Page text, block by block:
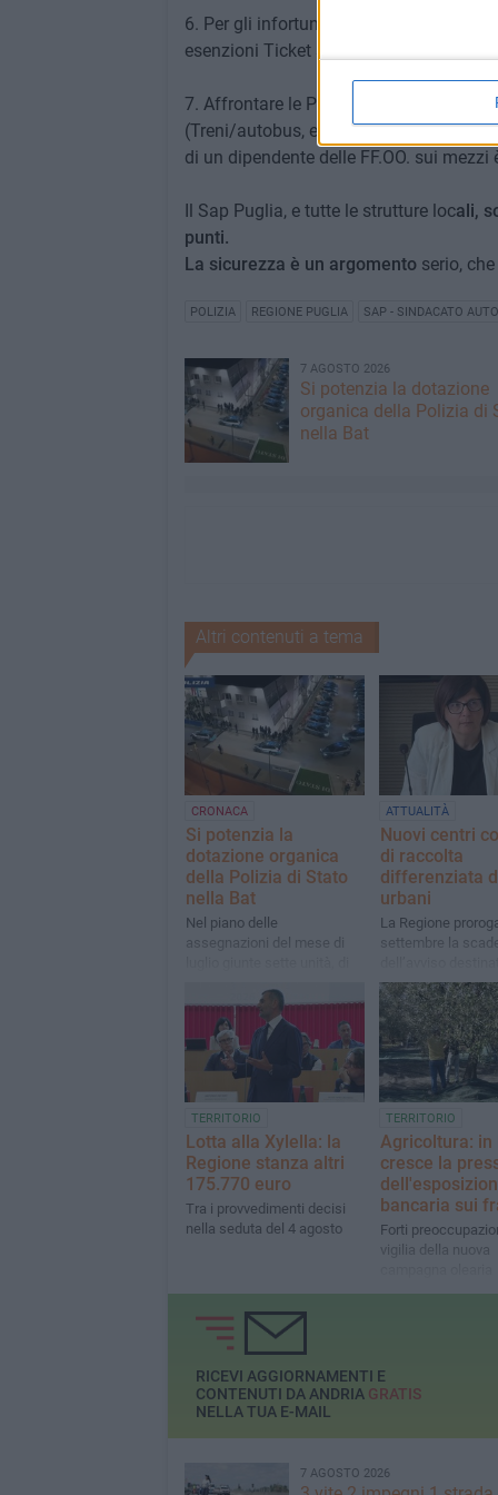
6.⁠ ⁠Per gli infortuni sul lavoro degli
esenzioni Ticket sanitari per le Forze
7.⁠ Affrontare le ⁠Problematiche relative
(Treni/autobus, e altri mezzi di
di un dipendente delle FF.OO. sui mezzi
Il Sap Puglia, e tutte le strutture locali,
punti.
La sicurezza è un argomento serio,
POLIZIA REGIONE PUGLIA SAP - SINDACATO
7 AGOSTO 2026
Si potenzia la dotazione
organica della Polizia di
nella Bat
Altri contenuti a tema
CRONACA
Si potenzia la
dotazione organica
della Polizia di Stato
nella Bat
Nel piano delle
assegnazioni del mese di
Immigrazione
ATTUALITÀ
Nuovi centri
di raccolta
differenziata
urbani
La Regione
settembre la
Comuni
TERRITORIO
Lotta alla Xylella: la
Regione stanza altri
175.770 euro
Tra i provvedimenti decisi
nella seduta del 4 agosto
TERRITORIO
Agricoltura: in
cresce la
bancaria sui
Forti
vigilia della nuova
RICEVI AGGIORNAMENTI E
CONTENUTI DA ANDRIA GRATIS
NELLA TUA E-MAIL
7 AGOSTO 2026